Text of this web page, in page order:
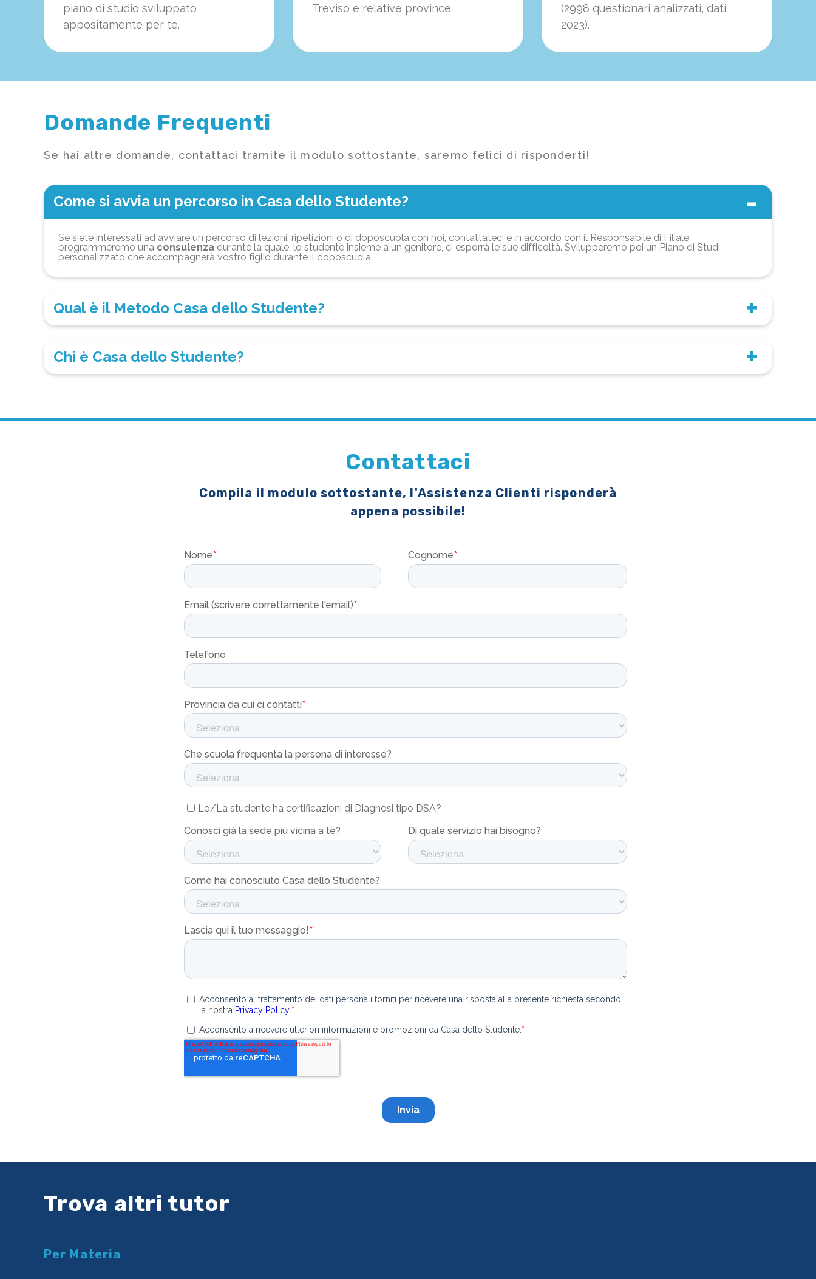
piano di studio sviluppato
appositamente per te.
Treviso e relative province.
(2998 questionari analizzati, dati
2023).
Domande Frequenti
Se hai altre domande, contattaci tramite il modulo sottostante, saremo felici di risponderti!
Come si avvia un percorso in Casa dello Studente?
Se siete interessati ad avviare un percorso di lezioni, ripetizioni o di doposcuola con noi, contattateci e in accordo con il Responsabile di Filiale
programmeremo una consulenza durante la quale, lo studente insieme a un genitore, ci esporrà le sue difficoltà. Svilupperemo poi un Piano di Studi
personalizzato che accompagnerà vostro figlio durante il doposcuola.
Qual è il Metodo Casa dello Studente?
Chi è Casa dello Studente?
Contattaci
Compila il modulo sottostante, l'Assistenza Clienti risponderà
appena possibile!
Trova altri tutor
Per Materia